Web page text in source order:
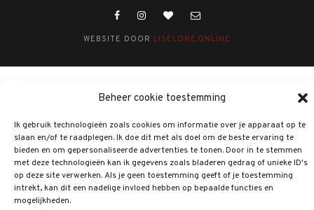
Beheer cookie toestemming
Ik gebruik technologieën zoals cookies om informatie over je apparaat op te
slaan en/of te raadplegen. Ik doe dit met als doel om de beste ervaring te
bieden en om gepersonaliseerde advertenties te tonen. Door in te stemmen
met deze technologieën kan ik gegevens zoals bladeren gedrag of unieke ID's
op deze site verwerken. Als je geen toestemming geeft of je toestemming
intrekt, kan dit een nadelige invloed hebben op bepaalde functies en
mogelijkheden.
WEBSITE DOOR LISELORE.ONLINE